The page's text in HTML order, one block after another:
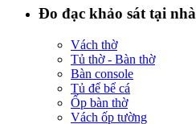
Đo đạc khảo sát tại nhà
Vách thờ
Tủ thờ - Bàn thờ
Bàn console
Tủ để bể cá
Ốp bàn thờ
Vách ốp tường